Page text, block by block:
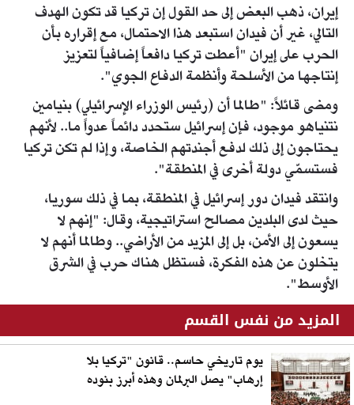
إيران، ذهب البعض إلى حد القول إن تركيا قد تكون الهدف
التالي، غير أن فيدان استبعد هذا الاحتمال، مع إقراره بأن
الحرب على إيران "أعطت تركيا دافعاً إضافياً لتعزيز
إنتاجها من الأسلحة وأنظمة الدفاع الجوي".
ومضى قائلاً: "طالما أن (رئيس الوزراء الإسرائيلي) بنيامين
نتنياهو موجود، فإن إسرائيل ستحدد دائماً عدواً ما.. لأنهم
يحتاجون إلى ذلك لدفع أجندتهم الخاصة، وإذا لم تكن تركيا
فستسمّي دولة أخرى في المنطقة".
وانتقد فيدان دور إسرائيل في المنطقة، بما في ذلك سوريا،
حيث لدى البلدين مصالح استراتيجية، وقال: "إنهم لا
يسعون إلى الأمن، بل إلى المزيد من الأراضي.. وطالما أنهم لا
يتخلون عن هذه الفكرة، فستظل هناك حرب في الشرق
الأوسط".
المزيد من نفس القسم
يوم تاريخي حاسم.. قانون "تركيا بلا
إرهاب" يصل البرلمان وهذه أبرز بنوده